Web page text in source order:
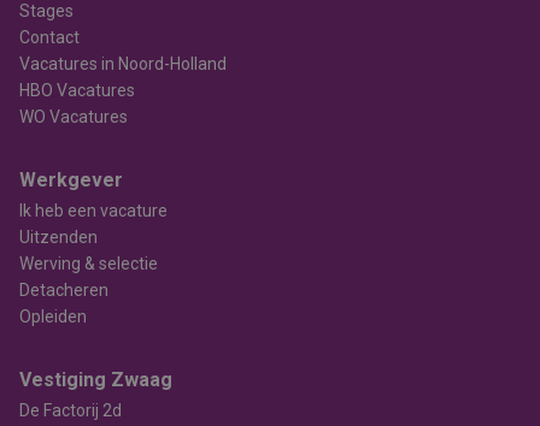
Stages
Contact
Vacatures in Noord-Holland
HBO Vacatures
WO Vacatures
Werkgever
Ik heb een vacature
Uitzenden
Werving & selectie
Detacheren
Opleiden
Vestiging Zwaag
De Factorij 2d